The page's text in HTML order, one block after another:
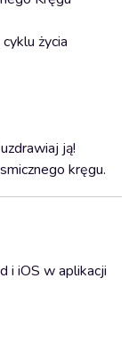
życia
ją!
kręgu.
i iOS w aplikacji